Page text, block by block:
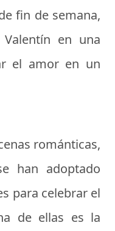
fin de semana,
en una
el amor en un
románticas,
han adoptado
para celebrar el
de ellas es la